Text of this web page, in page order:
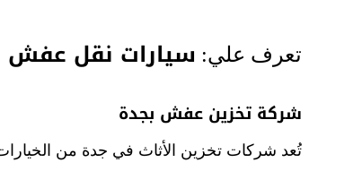
تعرف علي: سيارات نقل عفش
شركة تخزين عفش بجدة
تُعد شركات تخزين الأثاث في جدة من الخيارات